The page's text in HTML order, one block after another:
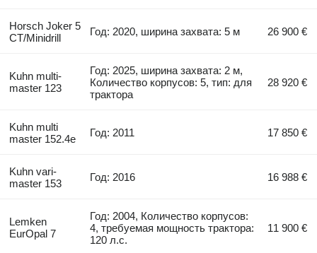
Horsch Joker 5
CT/Minidrill
Год: 2020, ширина захвата: 5 м 26 900 €
Kuhn multi-
master 123
Год: 2025, ширина захвата: 2 м,
Количество корпусов: 5, тип: для
трактора
28 920 €
Kuhn multi
master 152.4e
Год: 2011 17 850 €
Kuhn vari-
master 153
Год: 2016 16 988 €
Lemken
EurOpal 7
Год: 2004, Количество корпусов:
4, требуемая мощность трактора:
120 л.с.
11 900 €